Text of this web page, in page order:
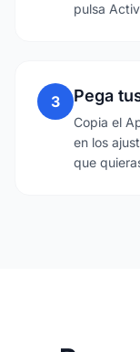
pulsa
3 Pega
Copia el
en los
que